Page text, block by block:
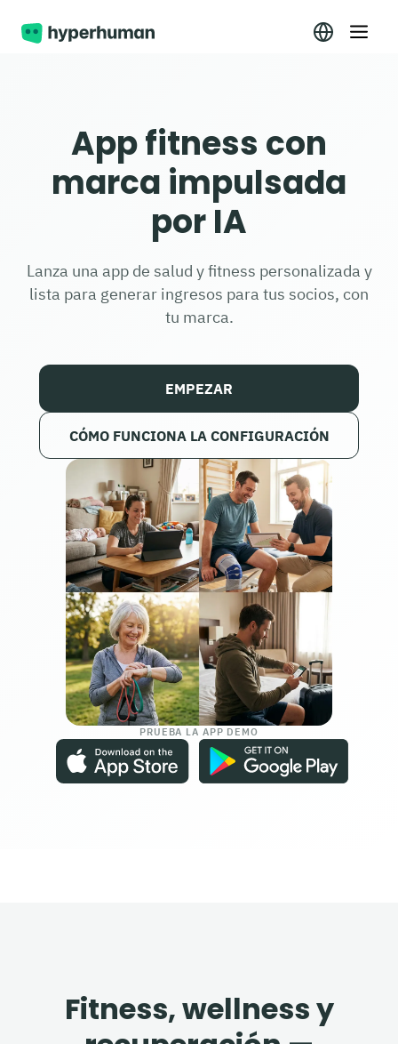
App fitness con
marca impulsada
por IA
Lanza una app de salud y fitness personalizada y
lista para generar ingresos para tus socios, con
tu marca.
EMPEZAR
CÓMO FUNCIONA LA CONFIGURACIÓN
PRUEBA LA APP DEMO
Fitness, wellness y